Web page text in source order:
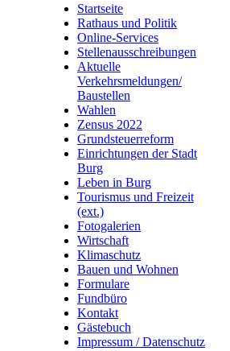
Startseite
Rathaus und Politik
Online-Services
Stellenausschreibungen
Aktuelle
Verkehrsmeldungen/
Baustellen
Wahlen
Zensus 2022
Grundsteuerreform
Einrichtungen der Stadt
Burg
Leben in Burg
Tourismus und Freizeit
(ext.)
Fotogalerien
Wirtschaft
Klimaschutz
Bauen und Wohnen
Formulare
Fundbüro
Kontakt
Gästebuch
Impressum / Datenschutz